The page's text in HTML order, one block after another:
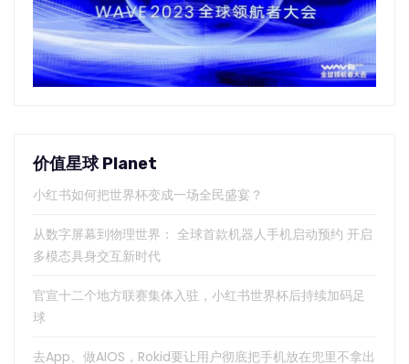
价值星球 Planet
小红书如何把世界杯变成一场全民盛宴？
从数字屏幕到物理世界： 全球首款机器人手机启动预约 开启
多模态具身交互新时代
官宣十二个地方联赛集体入驻，小红书世界杯后持续加码足
球
去App、做AIOS，Rokid要让用户彻底把手机放在兜里不拿出